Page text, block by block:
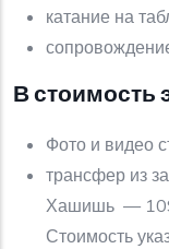
катание на
В стоимость
Фото и видео
трансфер из
Хашишь —
Стоимость